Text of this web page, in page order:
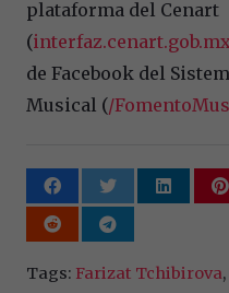
plataforma del Cenart
(
de Facebook del
Musical (/
Tags: Farizat Tchibirova,